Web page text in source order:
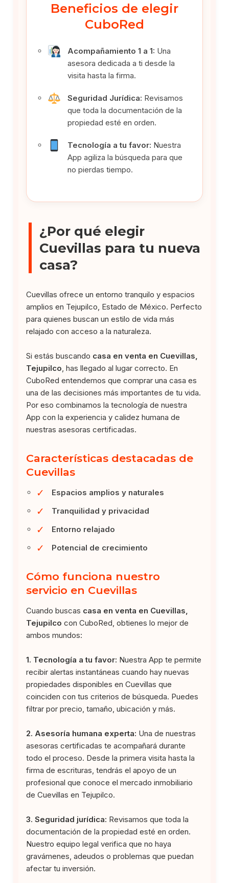
Beneficios de elegir
CuboRed
Acompañamiento 1 a 1: Una
asesora dedicada a ti desde la
visita hasta la firma.
Seguridad Jurídica: Revisamos
que toda la documentación de la
propiedad esté en orden.
Tecnología a tu favor: Nuestra
App agiliza la búsqueda para que
no pierdas tiempo.
¿Por qué elegir
Cuevillas para tu nueva
casa?
Cuevillas ofrece un entorno tranquilo y espacios
amplios en Tejupilco, Estado de México. Perfecto
para quienes buscan un estilo de vida más
relajado con acceso a la naturaleza.
Si estás buscando casa en venta en Cuevillas,
Tejupilco , has llegado al lugar correcto. En
CuboRed entendemos que comprar una casa es
una de las decisiones más importantes de tu vida.
Por eso combinamos la tecnología de nuestra
App con la experiencia y calidez humana de
nuestras asesoras certificadas.
Características destacadas de
Cuevillas
✓ Espacios amplios y naturales
✓ Tranquilidad y privacidad
✓ Entorno relajado
✓ Potencial de crecimiento
Cómo funciona nuestro
servicio en Cuevillas
Cuando buscas casa en venta en Cuevillas,
Tejupilco con CuboRed, obtienes lo mejor de
ambos mundos:
1. Tecnología a tu favor: Nuestra App te permite
recibir alertas instantáneas cuando hay nuevas
propiedades disponibles en Cuevillas que
coinciden con tus criterios de búsqueda. Puedes
filtrar por precio, tamaño, ubicación y más.
2. Asesoría humana experta: Una de nuestras
asesoras certificadas te acompañará durante
todo el proceso. Desde la primera visita hasta la
firma de escrituras, tendrás el apoyo de un
profesional que conoce el mercado inmobiliario
de Cuevillas en Tejupilco.
3. Seguridad jurídica: Revisamos que toda la
documentación de la propiedad esté en orden.
Nuestro equipo legal verifica que no haya
gravámenes, adeudos o problemas que puedan
afectar tu inversión.